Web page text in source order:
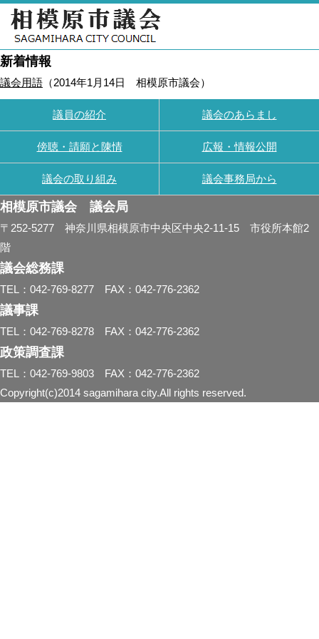
新着情報
議会用語 （2014年1月14日 相模原市議会）
議員の紹介 議会のあらまし
傍聴・請願と陳情 広報・情報公開
議会の取り組み 議会事務局から
相模原市議会 議会局
〒252-5277 神奈川県相模原市中央区中央2-11-15 市役所本館2
階
議会総務課
TEL：042-769-8277 FAX：042-776-2362
議事課
TEL：042-769-8278 FAX：042-776-2362
政策調査課
TEL：042-769-9803 FAX：042-776-2362
Copyright(c)2014 sagamihara city.All rights reserved.